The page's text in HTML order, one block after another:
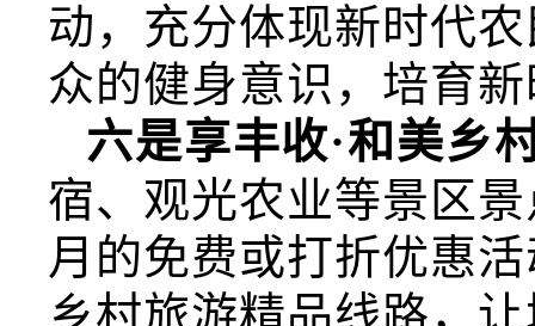
动，充分体现新时代
众的健身意识，培育
六是享丰收·和美乡
宿、观光农业等景区
月的免费或打折优惠
乡村旅游精品线路，